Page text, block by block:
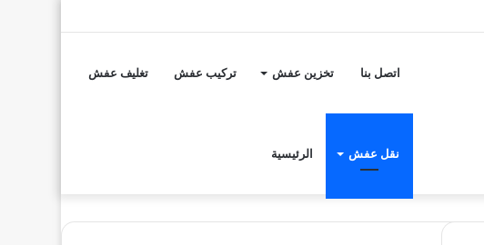
جانبي
اتصل بنا تخزين عفش تركيب عفش تغليف عفش
نقل عفش الرئيسية